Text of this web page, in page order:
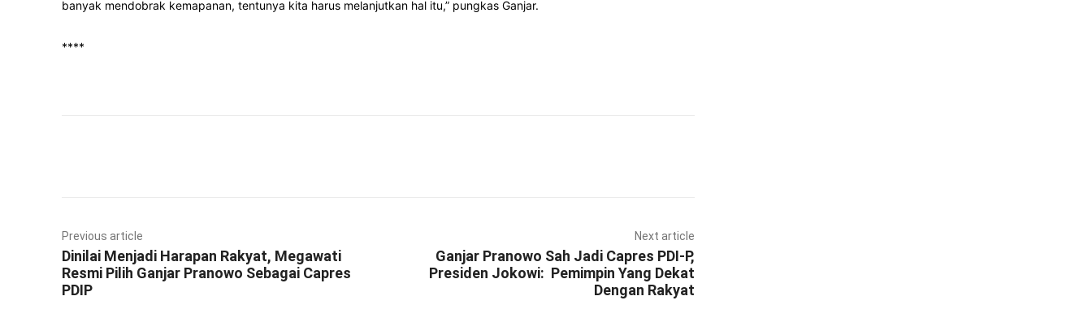
banyak mendobrak kemapanan, tentunya kita harus melanjutkan hal itu,” pungkas Ganjar.
****
Previous article
Dinilai Menjadi Harapan Rakyat, Megawati
Resmi Pilih Ganjar Pranowo Sebagai Capres
PDIP
Next article
Ganjar Pranowo Sah Jadi Capres PDI-P,
Presiden Jokowi: Pemimpin Yang Dekat
Dengan Rakyat